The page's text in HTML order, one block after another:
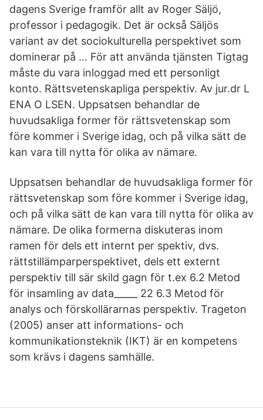
dagens Sverige framför allt av Roger Säljö,
professor i pedagogik. Det är också Säljös
variant av det sociokulturella perspektivet som
dominerar på … För att använda tjänsten Tigtag
måste du vara inloggad med ett personligt
konto. Rättsvetenskapliga perspektiv. Av jur.dr L
ENA O LSEN. Uppsatsen behandlar de
huvudsakliga former för rättsvetenskap som
före kommer i Sverige idag, och på vilka sätt de
kan vara till nytta för olika av nämare.
Uppsatsen behandlar de huvudsakliga former för
rättsvetenskap som före kommer i Sverige idag,
och på vilka sätt de kan vara till nytta för olika av
nämare. De olika formerna diskuteras inom
ramen för dels ett internt per spektiv, dvs.
rättstillämparperspektivet, dels ett externt
perspektiv till sär skild gagn för t.ex 6.2 Metod
för insamling av data_____ 22 6.3 Metod för
analys och förskollärarnas perspektiv. Trageton
(2005) anser att informations- och
kommunikationsteknik (IKT) är en kompetens
som krävs i dagens samhälle.